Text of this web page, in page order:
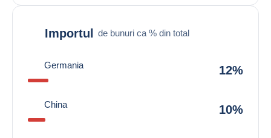
Importul de bunuri ca % din total
Germania 12%
China 10%